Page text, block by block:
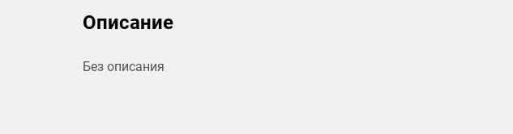
Описание
Без описания